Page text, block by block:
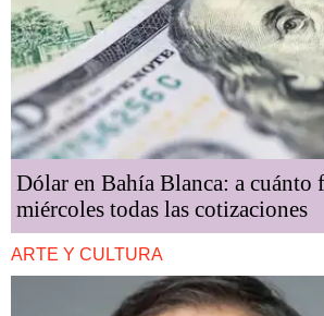
Dólar en Bahía Blanca: a cuánto
miércoles todas las cotizaciones
ARTE Y CULTURA